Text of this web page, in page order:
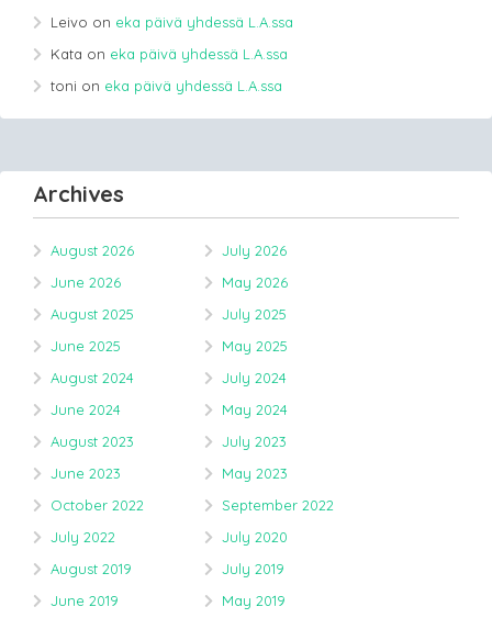
Leivo on eka päivä yhdessä L.A.ssa
Kata on eka päivä yhdessä L.A.ssa
toni on eka päivä yhdessä L.A.ssa
Archives
August 2026
July 2026
June 2026
May 2026
August 2025
July 2025
June 2025
May 2025
August 2024
July 2024
June 2024
May 2024
August 2023
July 2023
June 2023
May 2023
October 2022
September 2022
July 2022
July 2020
August 2019
July 2019
June 2019
May 2019